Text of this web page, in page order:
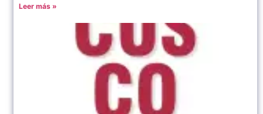
Leer más »